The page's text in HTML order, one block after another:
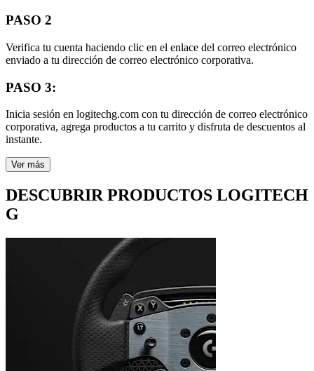
PASO 2
Verifica tu cuenta haciendo clic en el enlace del correo electrónico
enviado a tu dirección de correo electrónico corporativa.
PASO 3:
Inicia sesión en logitechg.com con tu dirección de correo electrónico
corporativa, agrega productos a tu carrito y disfruta de descuentos al
instante.
Ver más
DESCUBRIR PRODUCTOS LOGITECH
G